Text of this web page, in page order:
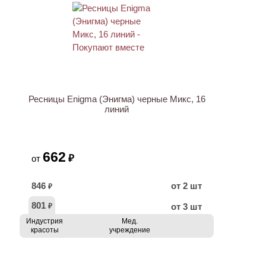
Ресницы Enigma (Энигма) черные Микс, 16
линий
от 662 ₽
846 ₽
от 2 шт
801 ₽ от 3 шт
Индустрия
красоты
Мед.
учреждение